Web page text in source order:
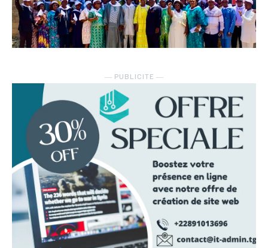
― PUBLICITE ―